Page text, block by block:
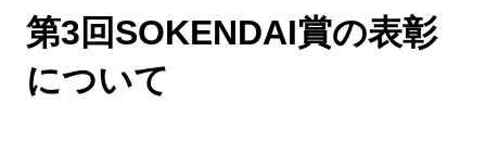
第3回SOKENDAI賞の表彰
について